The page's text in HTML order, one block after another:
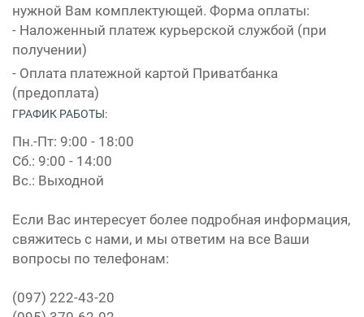
нужной Вам комплектующей. Форма оплаты:
- Наложенный платеж курьерской службой (при
получении)
- Оплата платежной картой Приватбанка
(предоплата)
ГРАФИК РАБОТЫ:
Пн.-Пт: 9:00 - 18:00
Сб.: 9:00 - 14:00
Вс.: Выходной
Если Вас интересует более подробная информация,
свяжитесь с нами, и мы ответим на все Ваши
вопросы по телефонам:
(097) 222-43-20